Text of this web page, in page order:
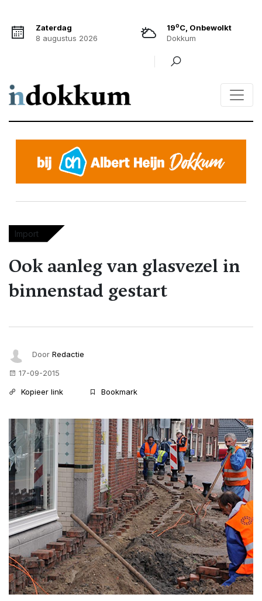
Zaterdag
8 augustus 2026
19oC, Onbewolkt
Dokkum
Import
Ook aanleg van glasvezel in
binnenstad gestart
Door Redactie
17-09-2015
Kopieer link
Bookmark